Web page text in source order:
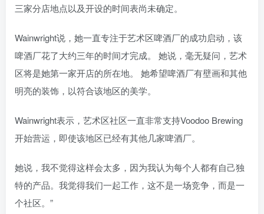
三家分店地点以及开设的时间表尚未确定。
Wainwright说，她一直专注于艺术区啤酒厂的成功启动，该
啤酒厂花了大约三年的时间才完成。 她说，毫无疑问，艺术
区将是她第一家开店的所在地。 她希望啤酒厂有壁画和其他
明亮的装饰，以符合该地区的美学。
Wainwright表示，艺术区社区一直非常支持Voodoo Brewing
开始营运，即使该地区已经有其他几家啤酒厂。
她说，我不觉得这样会太多，因为我认为每个人都有自己独
特的产品。我觉得我们一起工作，这不是一场竞争，而是一
个社区。”